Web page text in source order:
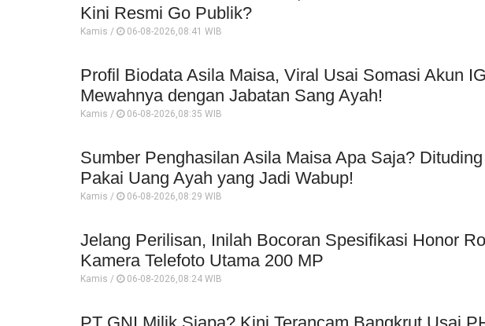
Kini Resmi Go Publik?
Kamis / 06-08-2026,08:41 WIB
Profil Biodata Asila Maisa, Viral Usai Somasi Akun
Mewahnya dengan Jabatan Sang Ayah!
Kamis / 06-08-2026,08:35 WIB
Sumber Penghasilan Asila Maisa Apa Saja?
Pakai Uang Ayah yang Jadi Wabup!
Kamis / 06-08-2026,08:29 WIB
Jelang Perilisan, Inilah Bocoran Spesifikasi Honor
Kamera Telefoto Utama 200 MP
Kamis / 06-08-2026,08:24 WIB